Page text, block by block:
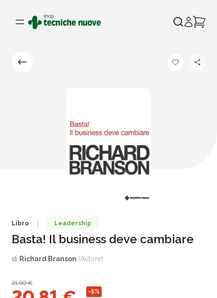
Libro Leadership
Basta! Il business deve cambiare
di Richard Branson (Autore)
21,90€
-5%